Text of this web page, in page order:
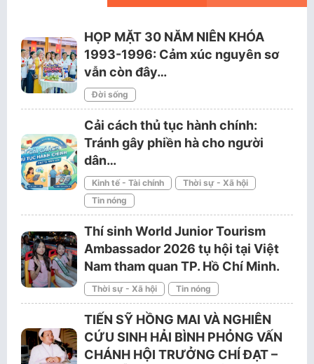
HỌP MẶT 30 NĂM NIÊN KHÓA
1993-1996: Cảm xúc nguyên sơ
vẫn còn đây…
Đời sống
Cải cách thủ tục hành chính:
Tránh gây phiền hà cho người
dân…
Kinh tế - Tài chính
Thời sự - Xã hội
Tin nóng
Thí sinh World Junior Tourism
Ambassador 2026 tụ hội tại Việt
Nam tham quan TP. Hồ Chí Minh.
Thời sự - Xã hội Tin nóng
TIẾN SỸ HỒNG MAI VÀ NGHIÊN
CỨU SINH HẢI BÌNH PHỎNG VẤN
CHÁNH HỘI TRƯỞNG CHÍ ĐẠT –